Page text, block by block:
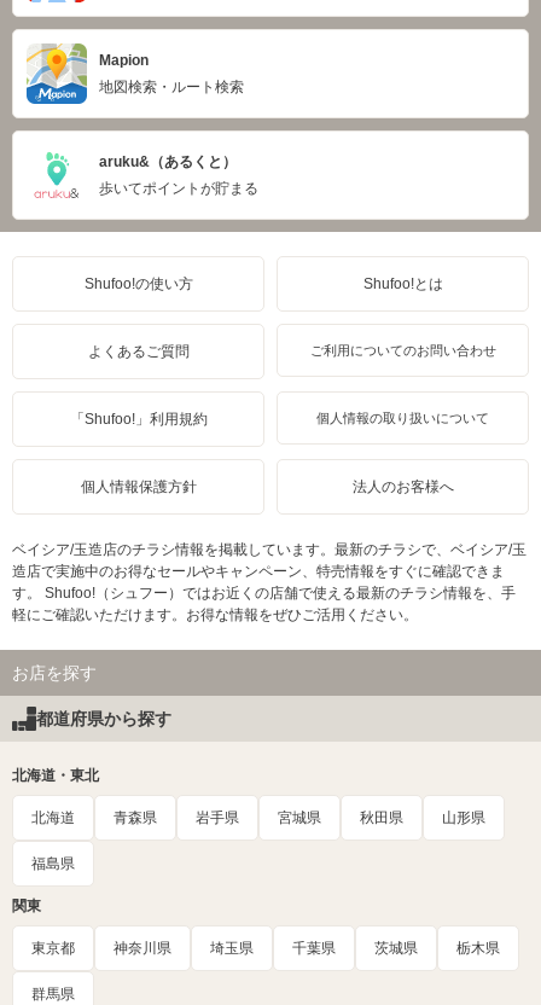
Mapion
地図検索・ルート検索
aruku&（あるくと）
歩いてポイントが貯まる
Shufoo!の使い方 Shufoo!とは
よくあるご質問 ご利用についてのお問い合わせ
「Shufoo!」利用規約 個人情報の取り扱いについて
個人情報保護方針 法人のお客様へ
ベイシア/玉造店のチラシ情報を掲載しています。最新のチラシで、ベイシア/玉
造店で実施中のお得なセールやキャンペーン、特売情報をすぐに確認できま
す。 Shufoo!（シュフー）ではお近くの店舗で使える最新のチラシ情報を、手
軽にご確認いただけます。お得な情報をぜひご活用ください。
お店を探す
都道府県から探す
北海道・東北
北海道 青森県 岩手県 宮城県 秋田県 山形県
福島県
関東
東京都 神奈川県 埼玉県 千葉県 茨城県 栃木県
群馬県